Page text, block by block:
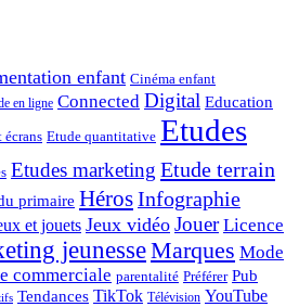
enfant Cinéma enfant
en ligne Connected Digital Education
écrans Etude quantitative Etudes
Etudes marketing Etude terrain
primaire HérosInfographie
et jouets Jeux vidéo Jouer Licence
jeunesseMarques Mode
commerciale parentalité Préférer Pub
Tendances TikTok Télévision YouTube